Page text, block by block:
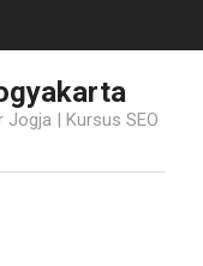
| Kursus SEO